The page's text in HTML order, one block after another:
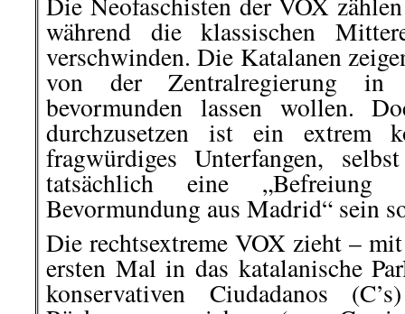
während die klassischen
verschwinden. Die Katalanen
von der Zentralregierung
bevormunden lassen wollen.
durchzusetzen ist ein extrem
fragwürdiges Unterfangen,
tatsächlich eine
Bevormundung aus Madrid“ sein
Die rechtsextreme VOX zieht –
ersten Mal in das katalanische
konservativen Ciudadanos